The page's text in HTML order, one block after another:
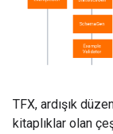
TFX, ardışık
kitaplıklar olan